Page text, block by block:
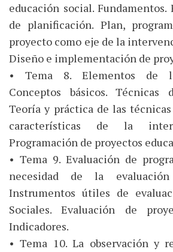
educación social. Fundamentos.
de planificación. Plan,
proyecto como eje de la
Diseño e implementación de
• Tema 8. Elementos de
Conceptos básicos. Técnicas
Teoría y práctica de las
características de la
Programación de proyectos
• Tema 9. Evaluación de
necesidad de la
Instrumentos útiles de
Sociales. Evaluación de
Indicadores.
• Tema 10. La observación y